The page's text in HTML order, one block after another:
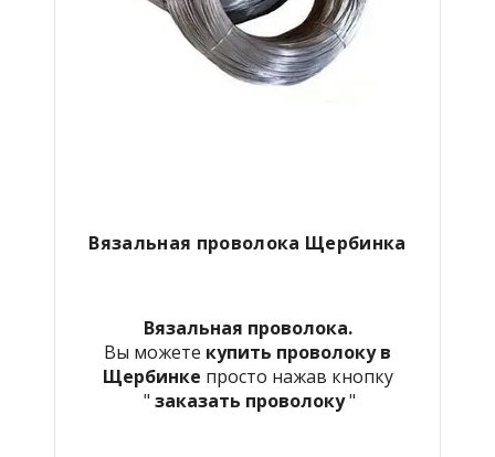
Вязальная проволока Щербинка
Вязальная проволока.
Вы можете купить проволоку в
Щербинке просто нажав кнопку
" заказать проволоку"